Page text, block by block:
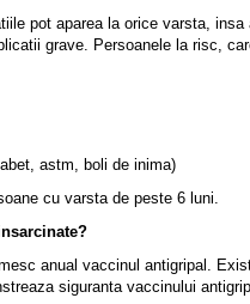
pot aparea la orice varsta, insa
grave. Persoanele la risc,
astm, boli de inima)
cu varsta de peste 6 luni.
anual vaccinul antigripal.
siguranta vaccinului